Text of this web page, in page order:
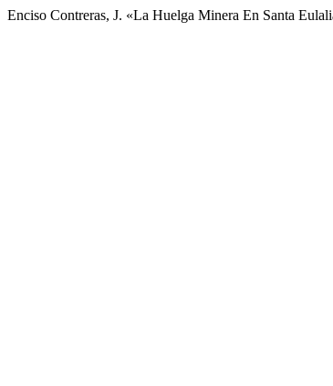
Enciso Contreras, J. «La Huelga Minera En Santa